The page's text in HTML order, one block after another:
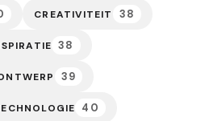
CREATIVITEIT 38
38
39
40